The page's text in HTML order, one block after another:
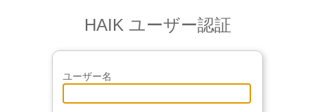
HAIK ユーザー認証
ユーザー名